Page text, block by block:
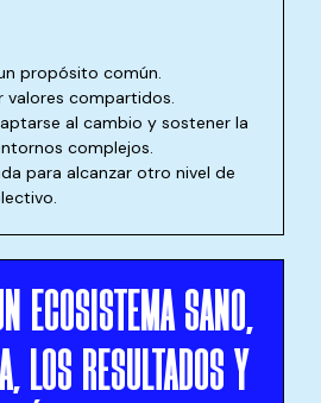
propósito común.
valores compartidos.
al cambio y sostener la
complejos.
para alcanzar otro nivel de
ECOSISTEMA SANO,
LOS RESULTADOS Y